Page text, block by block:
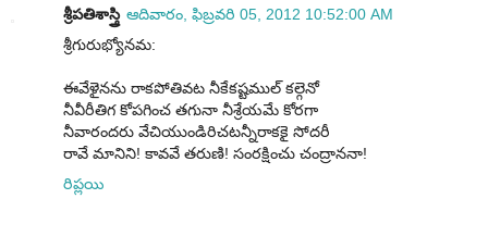
శ్రీపతిశాస్త్రి ఆదివారం, ఫిబ్రవరి 05, 2012 10:52:00 AM
శ్రీగురుభ్యోనమ:
ఈవేళైనను రాకపోతివట నీకేకష్టముల్ కల్గెనో
నీవీరీతిగ కోపగించ తగునా నీశ్రేయమే కోరగా
నీవారందరు వేచియుండిరిచటన్నీరాకకై సోదరీ
రావే మానిని! కావవే తరుణి! సంరక్షించు చంద్రాననా!
రిప్లయి